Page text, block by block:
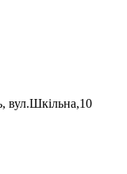
вул.Шкільна,10